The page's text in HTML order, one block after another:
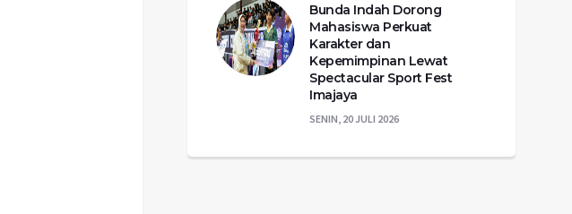
Bunda Indah Dorong
Mahasiswa Perkuat
Karakter dan
Kepemimpinan Lewat
Spectacular Sport Fest
Imajaya
SENIN, 20 JULI 2026